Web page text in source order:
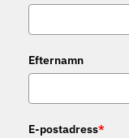
Efternamn
E-postadress*